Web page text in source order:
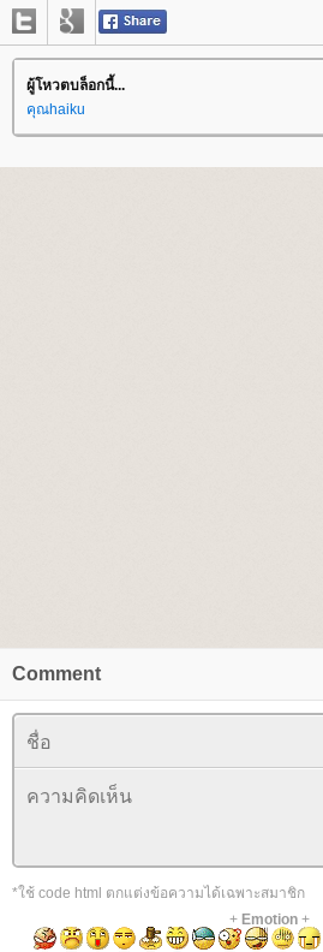
ผู้โหวตบล็อกนี้...
คุณhaiku
Comment
*ใช้ code html ตกแต่งข้อความได้เฉพาะสมาชิก
+ Emotion+